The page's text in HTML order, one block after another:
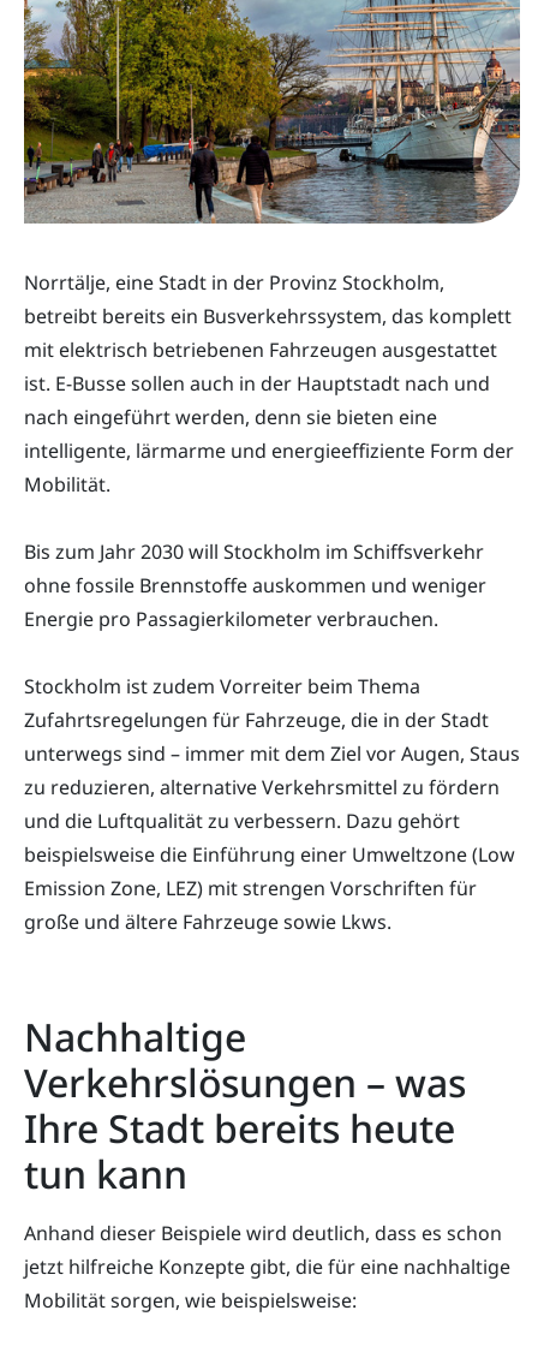
Norrtälje, eine Stadt in der Provinz Stockholm,
betreibt bereits ein Busverkehrssystem, das komplett
mit elektrisch betriebenen Fahrzeugen ausgestattet
ist. E-Busse sollen auch in der Hauptstadt nach und
nach eingeführt werden, denn sie bieten eine
intelligente, lärmarme und energieeffiziente Form der
Mobilität.
Bis zum Jahr 2030 will Stockholm im Schiffsverkehr
ohne fossile Brennstoffe auskommen und weniger
Energie pro Passagierkilometer verbrauchen.
Stockholm ist zudem Vorreiter beim Thema
Zufahrtsregelungen für Fahrzeuge, die in der Stadt
unterwegs sind – immer mit dem Ziel vor Augen, Staus
zu reduzieren, alternative Verkehrsmittel zu fördern
und die Luftqualität zu verbessern. Dazu gehört
beispielsweise die Einführung einer Umweltzone (Low
Emission Zone, LEZ) mit strengen Vorschriften für
große und ältere Fahrzeuge sowie Lkws.
Nachhaltige
Verkehrslösungen – was
Ihre Stadt bereits heute
tun kann
Anhand dieser Beispiele wird deutlich, dass es schon
jetzt hilfreiche Konzepte gibt, die für eine nachhaltige
Mobilität sorgen, wie beispielsweise: